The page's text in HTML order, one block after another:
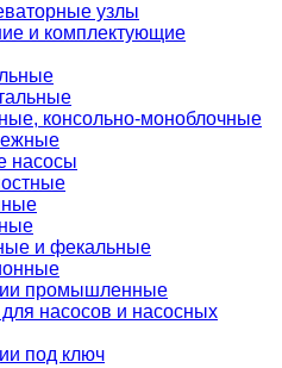
узлы
и комплектующие
консольно-моноблочные
насосы
и фекальные
промышленные
насосов и насосных
под ключ